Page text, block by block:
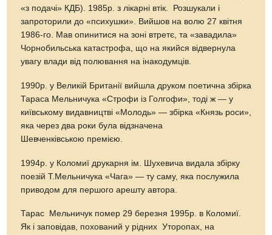
«з подачі» КДБ). 1985р. з лікарні втік. Розшукали і
запроторили до «психушки». Вийшов на волю 27 квітня
1986-го. Мав опинитися на зоні втретє, та «завадила»
Чорнобильська катастрофа, що на якийся відвернула
увагу влади від полювання на інакодумців.
1990р. у Великій Британії вийшла друком поетична збірка
Тараса Мельничука «Строфи із Голгофи», тоді ж — у
київському видавництві «Молодь» — збірка «Князь роси»,
яка через два роки була відзначена
Шевченківською премією.
1994р. у Коломиї друкарня ім. Шухевича видала збірку
поезій Т.Мельничука «Чага» — ту саму, яка послужила
приводом для першого арешту автора.
Тарас Мельничук помер 29 березня 1995р. в Коломиї.
Як і заповідав, похований у рідних Уторопах, на